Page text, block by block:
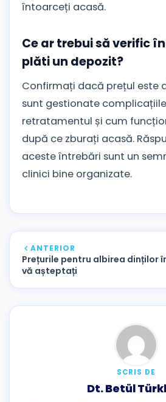
întoarceți acasă.
Ce ar trebui să verific
plăti un depozit?
Confirmați dacă prețul este
sunt gestionate
retratamentul și cum
după ce zburați acasă.
aceste întrebări sunt un
clinici bine organizate.
ANTERIOR
Prețurile pentru albirea dinților
vă așteptați
SCRIS DE
Dt. Betül